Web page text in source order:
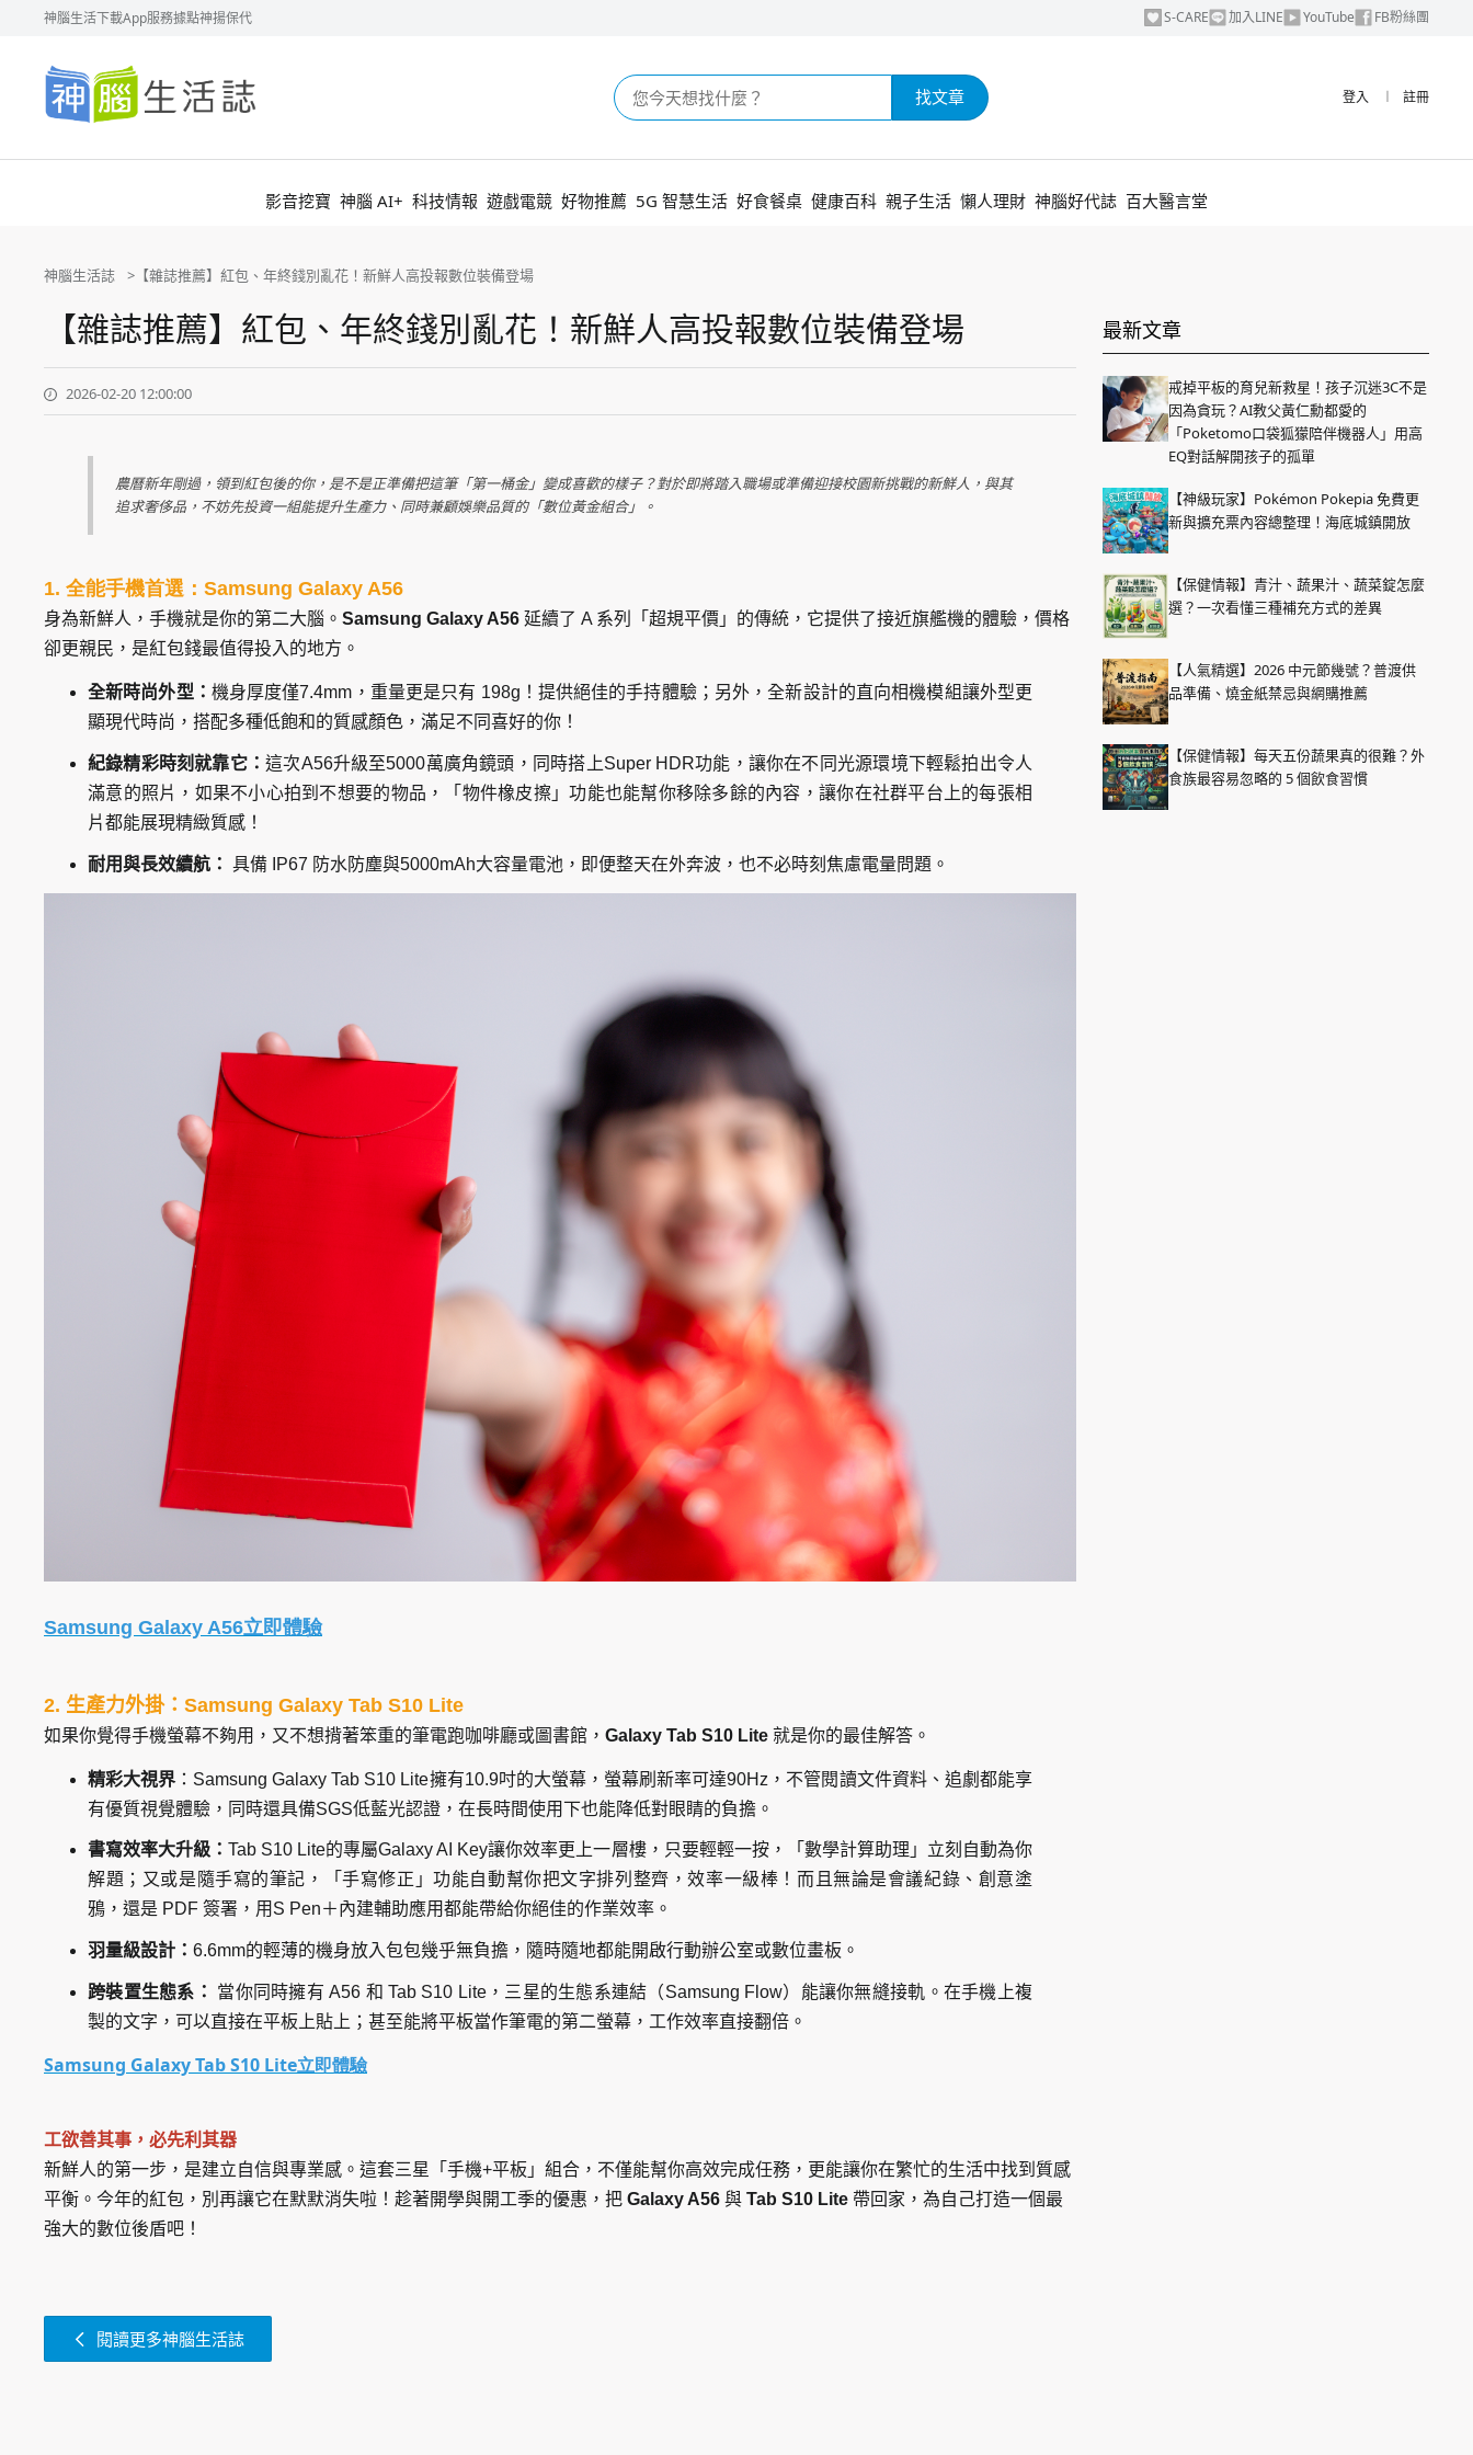
神腦生活下載App服務據點神揚保代 S-CARE 加入LINE YouTube FB粉絲團
神
腦
生
活
登入 ︱ 註冊
找文章
影音挖寶 神腦 AI+ 科技情報 遊戲電競 好物推薦 5G 智慧生活 好食餐桌 健康百科 親子生活 懶人理財 神腦好代誌 百大醫言堂
神腦生活誌 【雜誌推薦】紅包、年終錢別亂花！新鮮人高投報數位裝備登場
【雜誌推薦】紅包、年終錢別亂花！新鮮人高投報數位裝備登場
2026-02-20 12:00:00
農曆新年剛過，領到紅包後的你，是不是正準備把這筆「第一桶金」變成喜歡的樣子？對於即將踏入職場或準備迎接校園新挑戰的新鮮人，與其
追求奢侈品，不妨先投資一組能提升生產力、同時兼顧娛樂品質的「數位黃金組合」。
1. 全能手機首選：Samsung Galaxy A56
身為新鮮人，手機就是你的第二大腦。 Samsung Galaxy A56 延續了 A 系列「超規平價」的傳統，它提供了接近旗艦機的體驗，價格
卻更親民，是紅包錢最值得投入的地方。
全新時尚外型： 機身厚度僅7.4mm，重量更是只有 198g！提供絕佳的手持體驗；另外，全新設計的直向相機模組讓外型更
顯現代時尚，搭配多種低飽和的質感顏色，滿足不同喜好的你！
紀錄精彩時刻就靠它：這次A56升級至5000萬廣角鏡頭，同時搭上Super HDR功能，讓你在不同光源環境下輕鬆拍出令人
滿意的照片，如果不小心拍到不想要的物品，「物件橡皮擦」功能也能幫你移除多餘的內容，讓你在社群平台上的每張相
片都能展現精緻質感！
耐用與長效續航： 具備 IP67 防水防塵與5000mAh大容量電池，即便整天在外奔波，也不必時刻焦慮電量問題。
Samsung Galaxy A56立即體驗
2. 生產力外掛：Samsung Galaxy Tab S10 Lite
如果你覺得手機螢幕不夠用，又不想揹著笨重的筆電跑咖啡廳或圖書館， Galaxy Tab S10 Lite 就是你的最佳解答。
精彩大視界 ：Samsung Galaxy Tab S10 Lite擁有10.9吋的大螢幕，螢幕刷新率可達90Hz，不管閱讀文件資料、追劇都能享
有優質視覺體驗，同時還具備SGS低藍光認證，在長時間使用下也能降低對眼睛的負擔。
書寫效率大升級：Tab S10 Lite的專屬Galaxy AI Key讓你效率更上一層樓，只要輕輕一按，「數學計算助理」立刻自動為你
解題；又或是隨手寫的筆記，「手寫修正」功能自動幫你把文字排列整齊，效率一級棒！而且無論是會議紀錄、創意塗
鴉，還是 PDF 簽署，用S Pen＋內建輔助應用都能帶給你絕佳的作業效率。
羽量級設計： 6.6mm的輕薄的機身放入包包幾乎無負擔，隨時隨地都能開啟行動辦公室或數位畫板。
跨裝置生態系：
當你同時擁有 A56 和 Tab S10 Lite，三星的生態系連結（Samsung Flow）能讓你無縫接軌。在手機上複
製的文字，可以直接在平板上貼上；甚至能將平板當作筆電的第二螢幕，工作效率直接翻倍。
Samsung Galaxy Tab S10 Lite立即體驗
工欲善其事，必先利其器
新鮮人的第一步，是建立自信與專業感。這套三星「手機+平板」組合，不僅能幫你高效完成任務，更能讓你在繁忙的生活中找到質感
平衡。今年的紅包，別再讓它在默默消失啦！趁著開學與開工季的優惠，把 Galaxy A56 與 Tab S10 Lite 帶回家，為自己打造一個最
強大的數位後盾吧！
閱讀更多神腦生活誌
最新文章
戒掉平板的育兒新救星！孩子沉迷3C不是
因為貪玩？AI教父黃仁勳都愛的
「Poketomo口袋狐獴陪伴機器人」用高
EQ對話解開孩子的孤單
【神級玩家】Pokémon Pokepia 免費更
新與擴充票內容總整理！海底城鎮開放
【保健情報】青汁、蔬果汁、蔬菜錠怎麼
選？一次看懂三種補充方式的差異
【人氣精選】2026 中元節幾號？普渡供
品準備、燒金紙禁忌與網購推薦
【保健情報】每天五份蔬果真的很難？外
食族最容易忽略的 5 個飲食習慣